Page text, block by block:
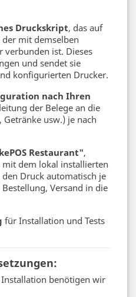
Druckskript, das auf
mit demselben
verbunden ist. Dieses
und sendet sie
konfigurierten Drucker.
nach Ihren
der Belege an die
usw.) je nach
Restaurant",
dem lokal installierten
Druck automatisch je
Versand in die
für Installation und Tests
benötigen wir